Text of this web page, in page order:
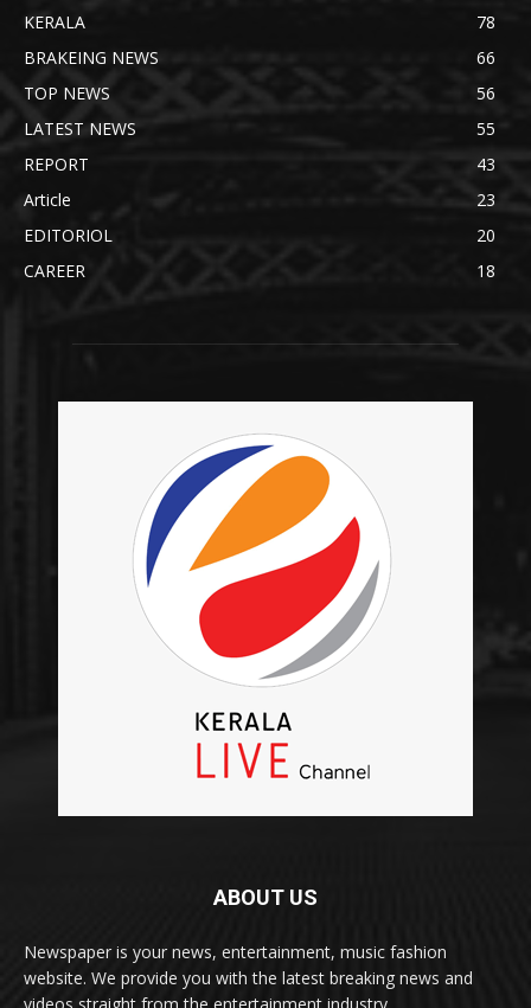
KERALA
78
BRAKEING NEWS
66
TOP NEWS
56
LATEST NEWS
55
REPORT
43
Article
23
EDITORIOL
20
CAREER
18
ABOUT US
Newspaper is your news, entertainment, music fashion
website. We provide you with the latest breaking news and